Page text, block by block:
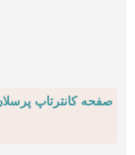
صفحه کانترتاپ